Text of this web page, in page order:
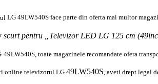
LG 49LW540S face parte din oferta mai multor
scurt pentru „Televizor LED LG 125 cm
49LW540S, toate magazinele recomandate ofera
online televizorul LG 49LW540S, aveti drept legal